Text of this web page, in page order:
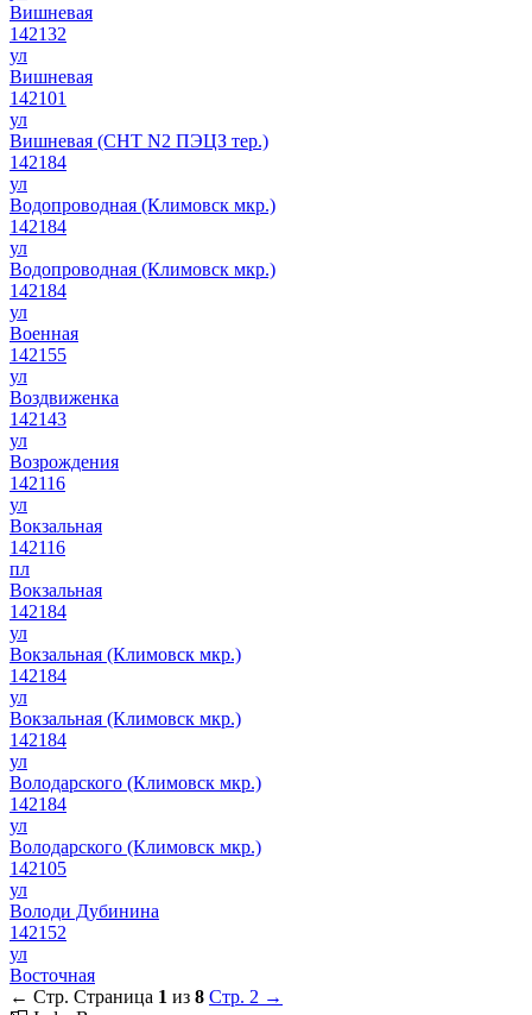
Вишневая
142132
ул
Вишневая
142101
ул
Вишневая (СНТ N2 ПЭЦЗ тер.)
142184
ул
Водопроводная (Климовск мкр.)
142184
ул
Водопроводная (Климовск мкр.)
142184
ул
Военная
142155
ул
Воздвиженка
142143
ул
Возрождения
142116
ул
Вокзальная
142116
пл
Вокзальная
142184
ул
Вокзальная (Климовск мкр.)
142184
ул
Вокзальная (Климовск мкр.)
142184
ул
Володарского (Климовск мкр.)
142184
ул
Володарского (Климовск мкр.)
142105
ул
Володи Дубинина
142152
ул
Восточная
← Стр. Страница 1 из 8 Стр. 2 →